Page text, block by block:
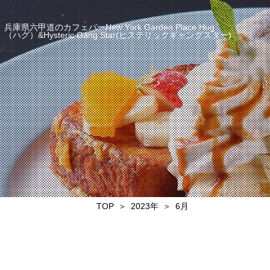
兵庫県六甲道のカフェバーNew York Garden Place Hug
（ハグ）&Hysteric Gang Star(ヒステリックギャングスター)
TOP 2023年 6月